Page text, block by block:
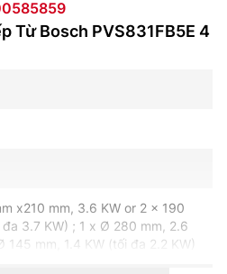
Từ Bosch PVS831FB5E 4
x210 mm, 3.6 KW or 2 x 190
3.7 KW) ; 1 x Ø 280 mm, 2.6
145 mm, 1.4 KW (tối đa 2.2 KW)